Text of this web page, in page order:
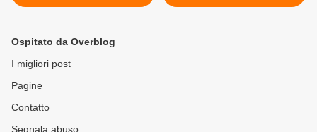
Ospitato da Overblog
I migliori post
Pagine
Contatto
Segnala abuso